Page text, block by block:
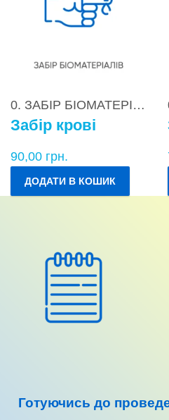
0. ЗАБІР БІОМАТЕРІАЛІВ
Забір крові
90,00 грн.
ДОДАТИ В КОШИК
Готуючись до